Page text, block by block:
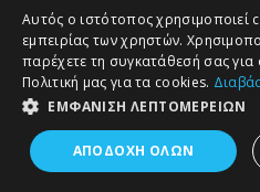
© 2020 Fabric. All Rights
Αυτός ο ιστότοπος χρησιμοποιεί
εμπειρίας των χρηστών.
παρέχετε τη συγκατάθεσή σας
Πολιτική μας για τα cookies.
ΕΜΦΆΝΙΣΗ ΛΕΠΤΟΜΕΡΕΙΏΝ
ΑΠΟΔΟΧΉ ΌΛΩΝ